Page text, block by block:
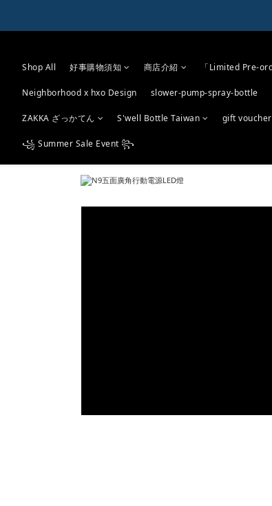
Shop All 好事購物須知 商店介紹 「Limited Pre-
Neighborhood x hxo Design slower-pump-spray-bottle
ZAKKA ざっかてん S'well Bottle Taiwan gift voucher
꧁ Summer Sale Event ꧂